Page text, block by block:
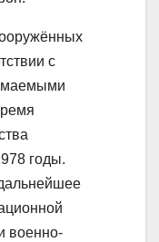
с
годы.
военно-